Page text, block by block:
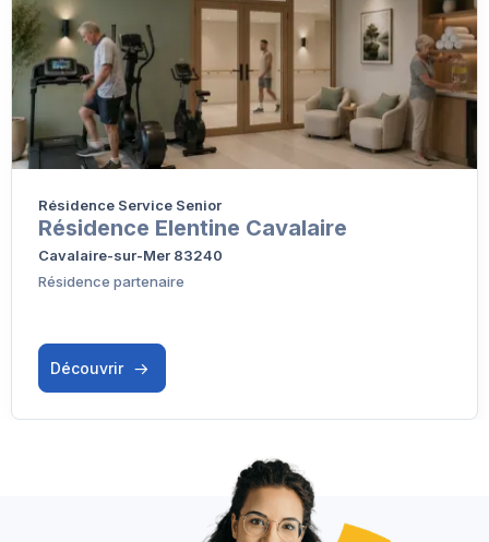
Résidence Service Senior
Résidence Elentine Cavalaire
Cavalaire-sur-Mer 83240
Résidence partenaire
Découvrir